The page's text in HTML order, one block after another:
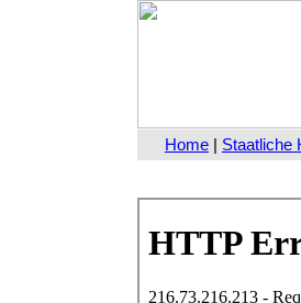
Home | Staatliche